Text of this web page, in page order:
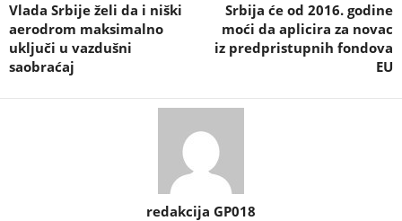
Vlada Srbijе želi da i niški
aerodrom maksimalno
uključi u vazdušni
saobraćaj
Srbija će od 2016. godine
moći da aplicira za novac
iz predpristupnih fondova
EU
redakcija GP018